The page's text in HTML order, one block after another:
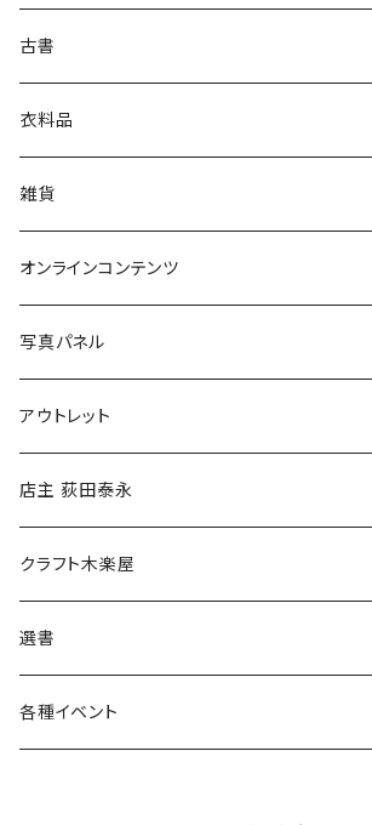
絵本・児童書
娯楽・エンターテインメント
古書
古書セット
美術
衣料品
POLEWARDS
Tシャツ
雑貨
バッグ
ブックカバー
マグカップ
傘
食料品
その他
オンラインコンテンツ
冒険クロストーク
写真パネル
アウトレット
店主 荻田泰永
書籍
ウェア
クラフト木楽屋
選書
各種イベント